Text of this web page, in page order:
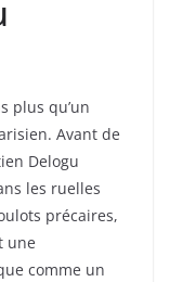
plus qu’un
Avant de
Delogu
les ruelles
précaires,
une
comme un